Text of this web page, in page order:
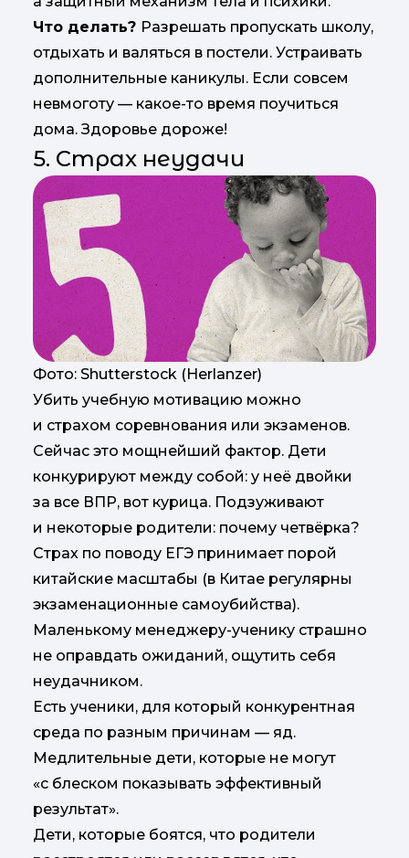
Что делать? Разрешать пропускать школу,
отдыхать и валяться в постели. Устраивать
дополнительные каникулы. Если совсем
невмоготу — какое-то время поучиться
дома. Здоровье дороже!
5. Страх неудачи
Фото: Shutterstock (Herlanzer)
Убить учебную мотивацию можно
и страхом соревнования или экзаменов.
Сейчас это мощнейший фактор. Дети
конкурируют между собой: у неё двойки
за все ВПР, вот курица. Подзуживают
и некоторые родители: почему четвёрка?
Страх по поводу ЕГЭ принимает порой
китайские масштабы (в Китае регулярны
экзаменационные самоубийства).
Маленькому менеджеру-ученику страшно
не оправдать ожиданий, ощутить себя
неудачником.
Есть ученики, для который конкурентная
среда по разным причинам — яд.
Медлительные дети, которые не могут
«с блеском показывать эффективный
результат».
Дети, которые боятся, что родители